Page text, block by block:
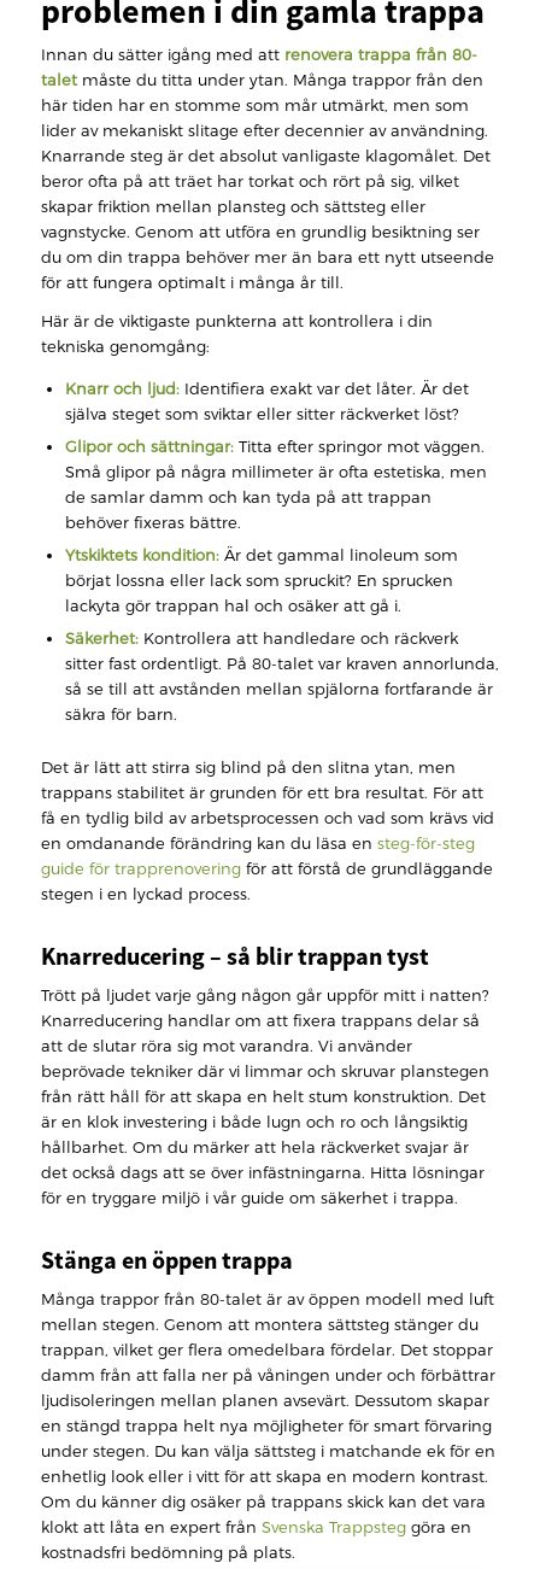
problemen i din gamla trappa
Innan du sätter igång med att renovera trappa från 80-
taletmåste du titta under ytan. Många trappor från den
här tiden har en stomme som mår utmärkt, men som
lider av mekaniskt slitage efter decennier av användning.
Knarrande steg är det absolut vanligaste klagomålet. Det
beror ofta på att träet har torkat och rört på sig, vilket
skapar friktion mellan plansteg och sättsteg eller
vagnstycke. Genom att utföra en grundlig besiktning ser
du om din trappa behöver mer än bara ett nytt utseende
för att fungera optimalt i många år till.
Här är de viktigaste punkterna att kontrollera i din
tekniska genomgång:
Knarr och ljud:Identifiera exakt var det låter. Är det
själva steget som sviktar eller sitter räckverket löst?
Glipor och sättningar:Titta efter springor mot väggen.
Små glipor på några millimeter är ofta estetiska, men
de samlar damm och kan tyda på att trappan
behöver fixeras bättre.
Ytskiktets kondition:Är det gammal linoleum som
börjat lossna eller lack som spruckit? En sprucken
lackyta gör trappan hal och osäker att gå i.
Säkerhet:Kontrollera att handledare och räckverk
sitter fast ordentligt. På 80-talet var kraven annorlunda,
så se till att avstånden mellan spjälorna fortfarande är
säkra för barn.
Det är lätt att stirra sig blind på den slitna ytan, men
trappans stabilitet är grunden för ett bra resultat. För att
få en tydlig bild av arbetsprocessen och vad som krävs vid
en omdanande förändring kan du läsa en steg-för-steg
guide för trapprenoveringför att förstå de grundläggande
stegen i en lyckad process.
Knarreducering – så blir trappan tyst
Trött på ljudet varje gång någon går uppför mitt i natten?
Knarreducering handlar om att fixera trappans delar så
att de slutar röra sig mot varandra. Vi använder
beprövade tekniker där vi limmar och skruvar planstegen
från rätt håll för att skapa en helt stum konstruktion. Det
är en klok investering i både lugn och ro och långsiktig
hållbarhet. Om du märker att hela räckverket svajar är
det också dags att se över infästningarna. Hitta lösningar
för en tryggare miljö i vår guide om säkerhet i trappa.
Stänga en öppen trappa
Många trappor från 80-talet är av öppen modell med luft
mellan stegen. Genom att montera sättsteg stänger du
trappan, vilket ger flera omedelbara fördelar. Det stoppar
damm från att falla ner på våningen under och förbättrar
ljudisoleringen mellan planen avsevärt. Dessutom skapar
en stängd trappa helt nya möjligheter för smart förvaring
under stegen. Du kan välja sättsteg i matchande ek för en
enhetlig look eller i vitt för att skapa en modern kontrast.
Om du känner dig osäker på trappans skick kan det vara
klokt att låta en expert från Svenska Trappsteggöra en
kostnadsfri bedömning på plats.